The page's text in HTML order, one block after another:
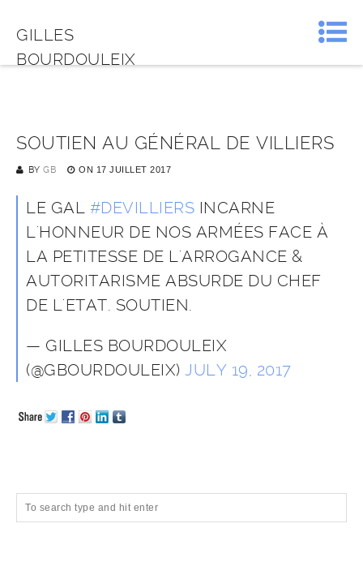
GILLES
BOURDOULEIX
SOUTIEN AU GÉNÉRAL DE VILLIERS
BY GB ON 17 JUILLET 2017
LE GAL #DEVILLIERS INCARNE
L'HONNEUR DE NOS ARMÉES FACE À
LA PETITESSE DE L'ARROGANCE &
AUTORITARISME ABSURDE DU CHEF
DE L'ETAT. SOUTIEN.
— GILLES BOURDOULEIX
(@GBOURDOULEIX) JULY 19, 2017